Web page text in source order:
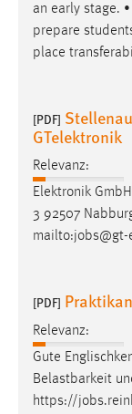
an early stage.
prepare
place
[PDF]
GTelektronik
Relevanz:
Elektronik
3 92507
mailto:jobs@gt-
[PDF]
Relevanz:
Gute
Belastbarkeit
https://jobs